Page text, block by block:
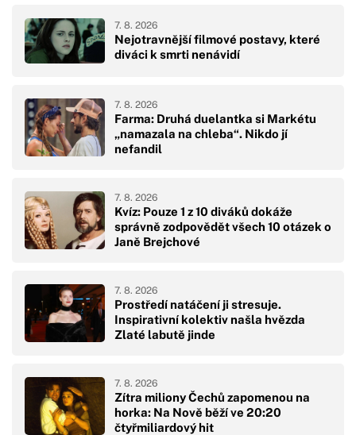
Nejotravnější filmové postavy, které
diváci k smrti nenávidí
7. 8. 2026
Farma: Druhá duelantka si Markétu
„namazala na chleba“. Nikdo jí
nefandil
7. 8. 2026
Kvíz: Pouze 1 z 10 diváků dokáže
správně zodpovědět všech 10 otázek o
Janě Brejchové
7. 8. 2026
Prostředí natáčení ji stresuje.
Inspirativní kolektiv našla hvězda
Zlaté labutě jinde
7. 8. 2026
Zítra miliony Čechů zapomenou na
horka: Na Nově běží ve 20:20
čtyřmiliardový hit
7. 8. 2026